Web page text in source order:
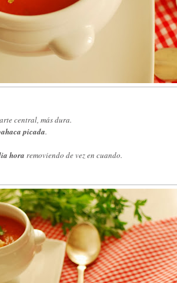
central, más dura.
picada.
hora removiendo de vez en cuando.